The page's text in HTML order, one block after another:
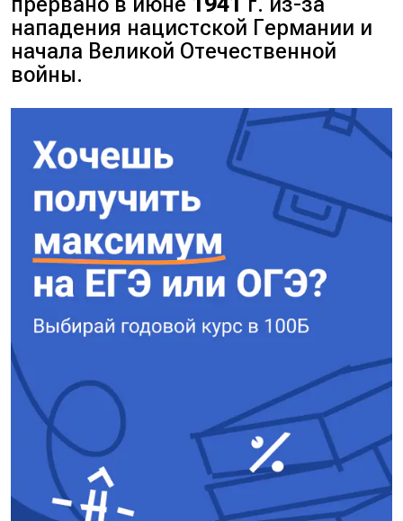
нападения нацистской Германии и
начала Великой Отечественной
войны.